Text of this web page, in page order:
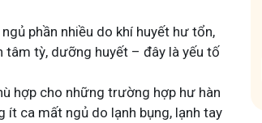
phần nhiều do khí huyết hư tổn,
tâm tỳ, dưỡng huyết – đây là yếu tố
hợp cho những trường hợp hư hàn
ít ca mất ngủ do lạnh bụng, lạnh tay